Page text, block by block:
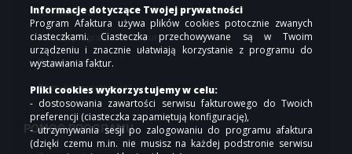
API afaktura
Cennik programu do faktur
Regulamin
Polityka prywatności
POMOC PROGRAMU
Informacje dotyczące Twojej prywatności
Program Afaktura używa plików cookies potocznie zwanych
ciasteczkami. Ciasteczka przechowywane są w Twoim
urządzeniu i znacznie ułatwiają korzystanie z programu do
wystawiania faktur.
Pliki cookies wykorzystujemy w celu:
- dostosowania zawartości serwisu fakturowego do Twoich
preferencji (ciasteczka zapamiętują konfigurację),
- utrzymywania sesji po zalogowaniu do programu afaktura
(dzięki czemu m.in. nie musisz na każdej podstronie serwisu